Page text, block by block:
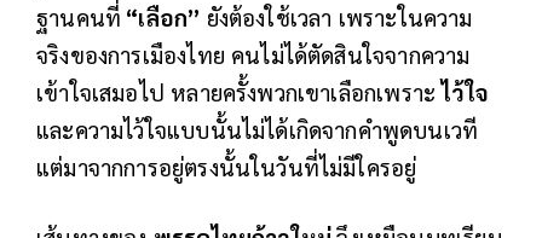
ฐานคนที่ “เลือก” ยังต้องใช้เวลา เพราะในความ
จริงของการเมืองไทย คนไม่ได้ตัดสินใจจากความ
เข้าใจเสมอไป หลายครั้งพวกเขาเลือกเพราะไว้ใจ
และความไว้ใจแบบนั้นไม่ได้เกิดจากคำพูดบนเวที
แต่มาจากการอยู่ตรงนั้นในวันที่ไม่มีใครอยู่